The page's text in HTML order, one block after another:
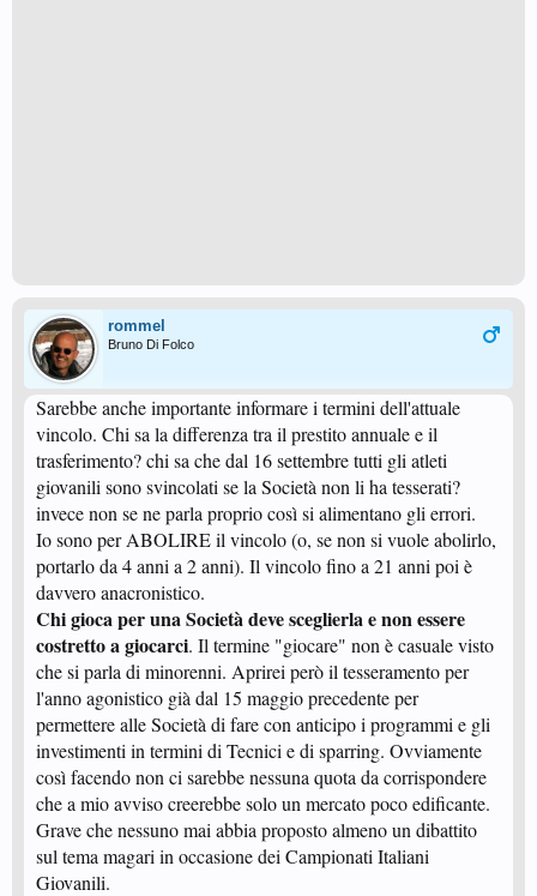
rommel
Bruno Di Folco
Sarebbe anche importante informare i termini dell'attuale
vincolo. Chi sa la differenza tra il prestito annuale e il
trasferimento? chi sa che dal 16 settembre tutti gli atleti
giovanili sono svincolati se la Società non li ha tesserati?
invece non se ne parla proprio così si alimentano gli errori.
Io sono per ABOLIRE il vincolo (o, se non si vuole abolirlo,
portarlo da 4 anni a 2 anni). Il vincolo fino a 21 anni poi è
davvero anacronistico.
Chi gioca per una Società deve sceglierla e non essere
costretto a giocarci. Il termine "giocare" non è casuale visto
che si parla di minorenni. Aprirei però il tesseramento per
l'anno agonistico già dal 15 maggio precedente per
permettere alle Società di fare con anticipo i programmi e gli
investimenti in termini di Tecnici e di sparring. Ovviamente
così facendo non ci sarebbe nessuna quota da corrispondere
che a mio avviso creerebbe solo un mercato poco edificante.
Grave che nessuno mai abbia proposto almeno un dibattito
sul tema magari in occasione dei Campionati Italiani
Giovanili.